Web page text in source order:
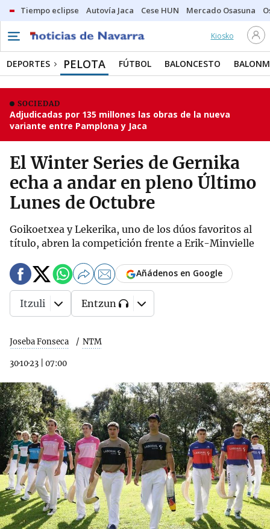
Tiempo eclipse Autovía Jaca Cese HUN Mercado Osasuna
Kiosko
DEPORTES PELOTA FÚTBOL BALONCESTO
SOCIEDAD
Adjudicadas por 135 millones las obras de la nueva
variante entre Pamplona y Jaca
El Winter Series de Gernika
echa a andar en pleno Último
Lunes de Octubre
Goikoetxea y Lekerika, uno de los dúos favoritos al
título, abren la competición frente a Erik-Minvielle
Joseba Fonseca NTM
30·10·23 07:00
Añádenos en Google
Itzuli Entzun